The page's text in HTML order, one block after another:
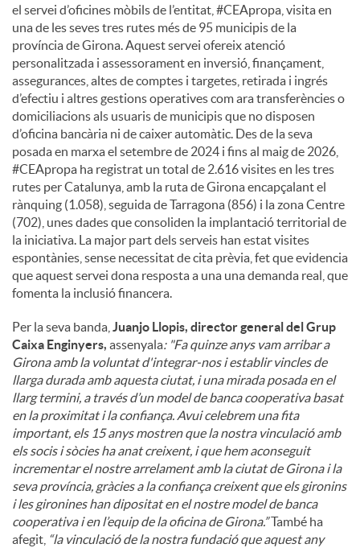
el servei d’oficines mòbils de l’entitat, #CEApropa, visita en
una de les seves tres rutes més de 95 municipis de la
província de Girona. Aquest servei ofereix atenció
personalitzada i assessorament en inversió, finançament,
assegurances, altes de comptes i targetes, retirada i ingrés
d’efectiu i altres gestions operatives com ara transferències o
domiciliacions als usuaris de municipis que no disposen
d’oficina bancària ni de caixer automàtic. Des de la seva
posada en marxa el setembre de 2024 i fins al maig de 2026,
#CEApropa ha registrat un total de 2.616 visites en les tres
rutes per Catalunya, amb la ruta de Girona encapçalant el
rànquing (1.058), seguida de Tarragona (856) i la zona Centre
(702), unes dades que consoliden la implantació territorial de
la iniciativa. La major part dels serveis han estat visites
espontànies, sense necessitat de cita prèvia, fet que evidencia
que aquest servei dona resposta a una una demanda real, que
fomenta la inclusió financera.
Per la seva banda, Juanjo Llopis, director general del Grup
Caixa Enginyers, assenyala: "Fa quinze anys vam arribar a
Girona amb la voluntat d'integrar-nos i establir vincles de
llarga durada amb aquesta ciutat, i una mirada posada en el
llarg termini, a través d’un model de banca cooperativa basat
en la proximitat i la confiança. Avui celebrem una fita
important, els 15 anys mostren que la nostra vinculació amb
els socis i sòcies ha anat creixent, i que hem aconseguit
incrementar el nostre arrelament amb la ciutat de Girona i la
seva província, gràcies a la confiança creixent que els gironins
i les gironines han dipositat en el nostre model de banca
cooperativa i en l’equip de la oficina de Girona.”També ha
afegit, “la vinculació de la nostra fundació que aquest any